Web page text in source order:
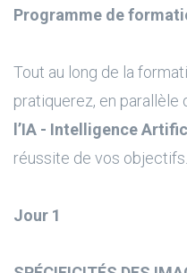
Programme de
Tout au long de la
pratiquerez, en parallèle
l’IA - Intelligence
réussite de vos objectifs.
Jour 1